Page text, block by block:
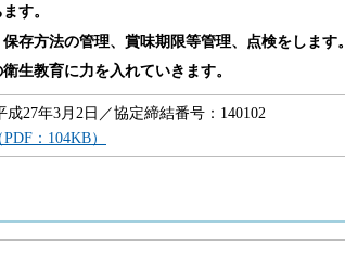
す。
存方法の管理、賞味期限等管理、点検をします。
生教育に力を入れていきます。
27年3月2日／協定締結番号：140102
：104KB）